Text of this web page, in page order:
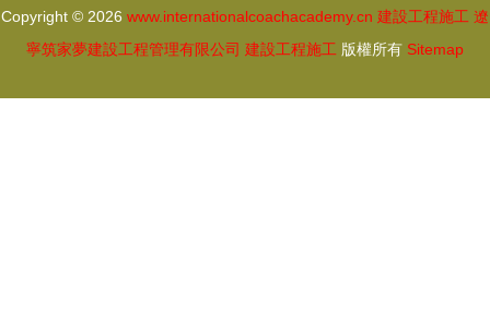
影響
Copyright © 2026 www.internationalcoachacademy.cn 建設工程施工 遼
寧筑家夢建設工程管理有限公司 建設工程施工 版權所有 Sitemap